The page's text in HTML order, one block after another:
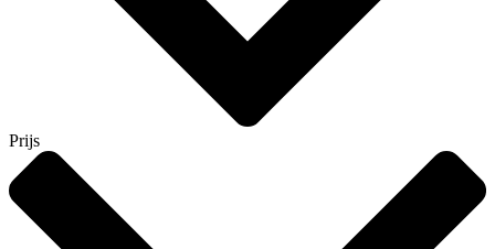
Prijs